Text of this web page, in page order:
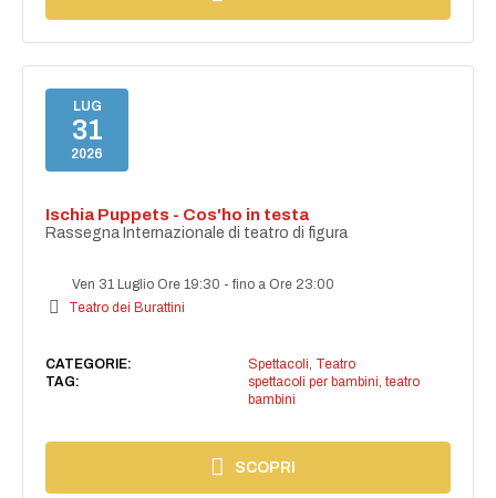
LUG
31
2026
Ischia Puppets - Cos'ho in testa
Rassegna Internazionale di teatro di figura
Ven 31 Luglio Ore 19:30 -fino a Ore 23:00
Teatro dei Burattini
CATEGORIE: Spettacoli Teatro
TAG:
spettacoli per bambini teatro
bambini
SCOPRI